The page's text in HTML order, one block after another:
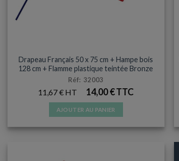
Drapeau Français 50 x 75 cm + Hampe bois
128 cm + Flamme plastique teintée Bronze
Réf: 32003
11,67€ 14,00€
AJOUTER AU PANIER